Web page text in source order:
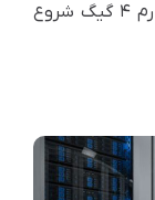
کرد. برای مثال، یک استارت‌آپ می‌تواند با رم ۴ گیگ شروع